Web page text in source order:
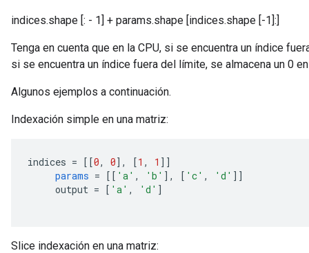
indices.shape [: - 1] + params.shape [indices.shape [-1]:]
Tenga en cuenta que en la CPU, si se encuentra un índice
si se encuentra un índice fuera del límite, se almacena un 0
Algunos ejemplos a continuación.
Indexación simple en una matriz:
indices = [[0, 0], [1 , 1 ]]
params = [[ 'a' , 'b' ], [ 'c' , 'd' ]]
output = [ 'a' , 'd' ]
Slice indexación en una matriz: